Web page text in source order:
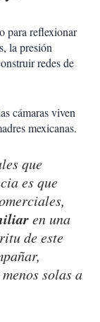
para reflexionar
la presión
redes de
cámaras viven
mexicanas.
que
es que
en una
de este
solas a